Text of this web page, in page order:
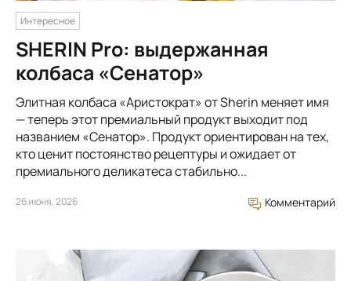
Интересное
SHERIN Pro: выдержанная
колбаса «Сенатор»
Элитная колбаса «Аристократ» от Sherin меняет имя
— теперь этот премиальный продукт выходит под
названием «Сенатор». Продукт ориентирован на тех,
кто ценит постоянство рецептуры и ожидает от
премиального деликатеса стабильно...
26 июня, 2026 Комментарий